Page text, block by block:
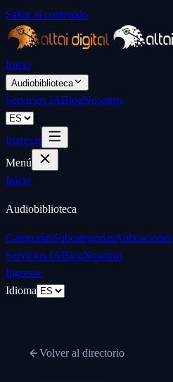
Saltar al contenido
Inicio
Audiobiblioteca
Servicios IABlogNosotros
Ingresar
Menú
Inicio
Audiobiblioteca
CategoríasSubcategoríasAplicaciones
Servicios IABlogNosotros
Ingresar
Idioma
Volver al directorio